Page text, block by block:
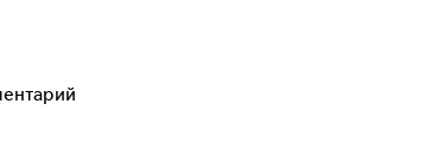
завода синтетического каучука,
2009г., наша фирма выпустила на рынок